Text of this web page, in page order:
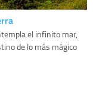
el infinito mar,
de lo más mágico